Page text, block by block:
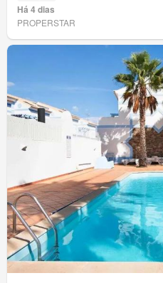
Há 4 dias
PROPERSTAR